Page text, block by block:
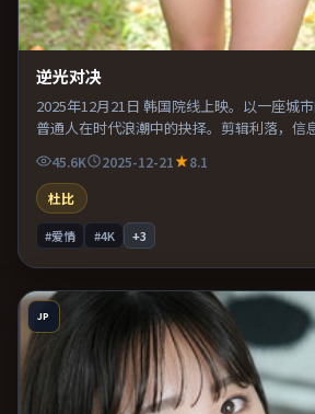
逆光对决
2025年12月21日 韩国院线上映。以一座城
普通人在时代浪潮中的抉择。剪辑利落，信
脑与推理的观众。适合喜欢现实主义题材的
45.6K 2025-12-21
8.1
杜比
#爱情 #4K +3
JP